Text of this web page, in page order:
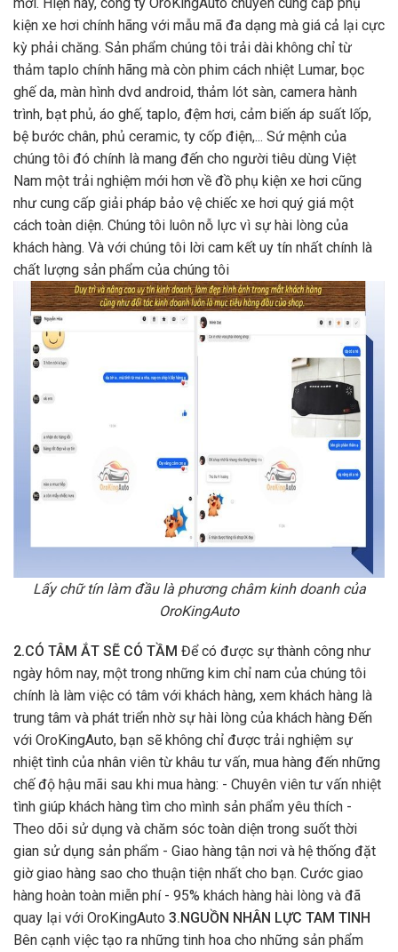
kiện xe hơi chính hãng với mẫu mã đa dạng mà giá cả lại cực
kỳ phải chăng. Sản phẩm chúng tôi trải dài không chỉ từ
thảm taplo chính hãng mà còn phim cách nhiệt Lumar, bọc
ghế da, màn hình dvd android, thảm lót sàn, camera hành
trình, bạt phủ, áo ghế, taplo, đệm hơi, cảm biến áp suất lốp,
bệ bước chân, phủ ceramic, ty cốp điện,... Sứ mệnh của
chúng tôi đó chính là mang đến cho người tiêu dùng Việt
Nam một trải nghiệm mới hơn về đồ phụ kiện xe hơi cũng
như cung cấp giải pháp bảo vệ chiếc xe hơi quý giá một
cách toàn diện. Chúng tôi luôn nỗ lực vì sự hài lòng của
khách hàng. Và với chúng tôi lời cam kết uy tín nhất chính là
chất lượng sản phẩm của chúng tôi
Lấy chữ tín làm đầu là phương châm kinh doanh của
OroKingAuto
2.CÓ TÂM ẮT SẼ CÓ TẦM Để có được sự thành công như
ngày hôm nay, một trong những kim chỉ nam của chúng tôi
chính là làm việc có tâm với khách hàng, xem khách hàng là
trung tâm và phát triển nhờ sự hài lòng của khách hàng Đến
với OroKingAuto, bạn sẽ không chỉ được trải nghiệm sự
nhiệt tình của nhân viên từ khâu tư vấn, mua hàng đến những
chế độ hậu mãi sau khi mua hàng: - Chuyên viên tư vấn nhiệt
tình giúp khách hàng tìm cho mình sản phẩm yêu thích -
Theo dõi sử dụng và chăm sóc toàn diện trong suốt thời
gian sử dụng sản phẩm - Giao hàng tận nơi và hệ thống đặt
giờ giao hàng sao cho thuận tiện nhất cho bạn. Cước giao
hàng hoàn toàn miễn phí - 95% khách hàng hài lòng và đã
quay lại với OroKingAuto 3.NGUỒN NHÂN LỰC TAM TINH
Bên cạnh việc tạo ra những tinh hoa cho những sản phẩm